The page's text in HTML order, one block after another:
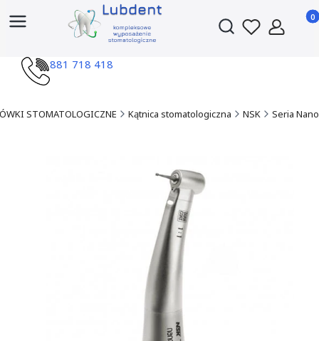
Otwórz wyszukiwarkę
881 718 418
STOMATOLOGICZNE Kątnica stomatologiczna NSK Seria Nano